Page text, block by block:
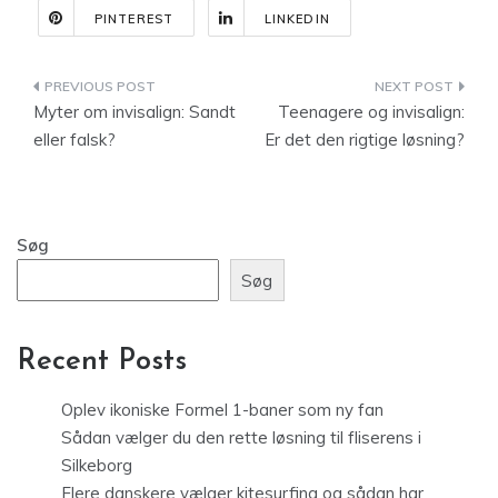
PINTEREST LINKEDIN
Indlægsnavigation
Myter om invisalign: Sandt
eller falsk?
Teenagere og invisalign:
Er det den rigtige løsning?
Søg
Søg
Recent Posts
Oplev ikoniske Formel 1-baner som ny fan
Sådan vælger du den rette løsning til fliserens i
Silkeborg
Flere danskere vælger kitesurfing og sådan har